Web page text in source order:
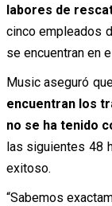
labores de
cinco empleados
se encuentran en
Musicaseguró
encuentran los
no se ha tenido
las siguientes 48
exitoso.
“Sabemos